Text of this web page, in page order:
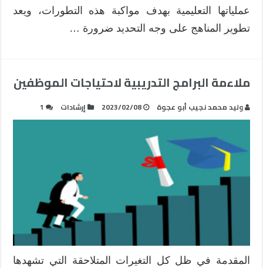
عملياتها التعليمية بهدف مواكبة هذه التطورات، ويعد
تطوير المناهج على وجه التحديد ضرورة …
ملاءمة البرامج التدريبية لاحتياجات الموظفين
وليد محمد نجيب أبو عجوة 2023/02/08 إرشادات 1
المقدمة في ظل كل التغيرات المتلاحقة التي تشهدها